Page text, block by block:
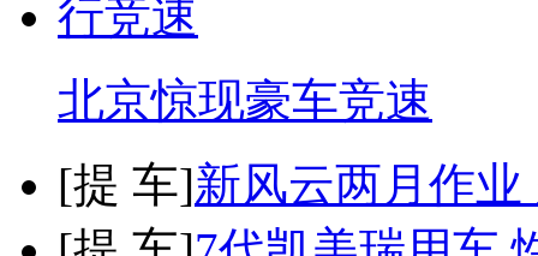
北京惊现豪车竞速
[提 车]新风云两月作